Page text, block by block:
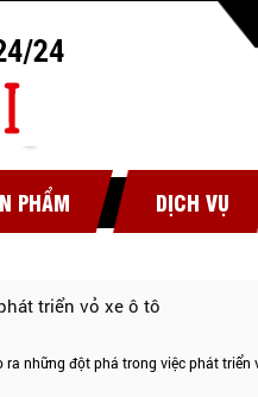
PHẨM DỊCH VỤ
triển vỏ xe ô tô
những đột phá trong việc phát